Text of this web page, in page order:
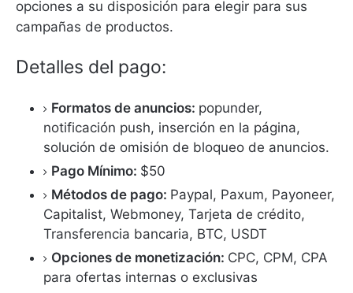
opciones a su disposición para elegir para sus
campañas de productos.
Detalles del pago:
Formatos de anuncios: popunder,
notificación push, inserción en la página,
solución de omisión de bloqueo de anuncios.
Pago Mínimo: $50
Métodos de pago: Paypal, Paxum, Payoneer,
Capitalist, Webmoney, Tarjeta de crédito,
Transferencia bancaria, BTC, USDT
Opciones de monetización: CPC, CPM, CPA
para ofertas internas o exclusivas